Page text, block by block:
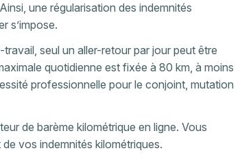
une régularisation des indemnités
s’impose.
seul un aller-retour par jour peut être
quotidienne est fixée à 80 km, à moins
professionnelle pour le conjoint, mutation
de barème kilométrique en ligne. Vous
vos indemnités kilométriques.